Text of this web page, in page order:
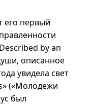
его первый
by an
описанное
увидела свет
(«Молодежи
был